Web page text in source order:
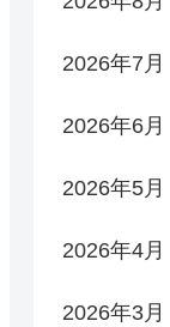
2026年7月
2026年6月
2026年5月
2026年4月
2026年3月